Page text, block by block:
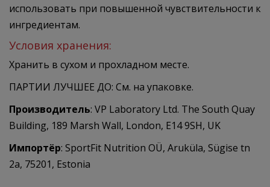
использовать при повышенной чувствительности к
ингредиентам.
Условия хранения:
Хранить в сухом и прохладном месте.
ПАРТИИ ЛУЧШЕЕ ДО: См. на упаковке.
Производитель: VP Laboratory Ltd. The South Quay
Building, 189 Marsh Wall, London, E14 9SH, UK
Импортёр: SportFit Nutrition OÜ, Aruküla, Sügise tn
2a, 75201, Estonia